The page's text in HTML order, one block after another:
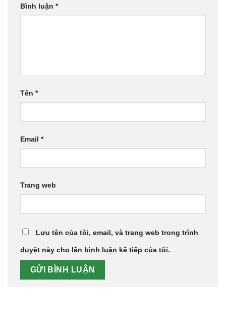
Bình luận *
Tên *
Email *
Trang web
Lưu tên của tôi, email, và trang web trong trình
duyệt này cho lần bình luận kế tiếp của tôi.